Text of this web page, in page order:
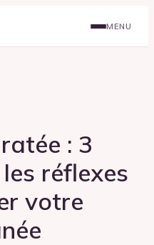
MENU
: 3
réflexes
votre